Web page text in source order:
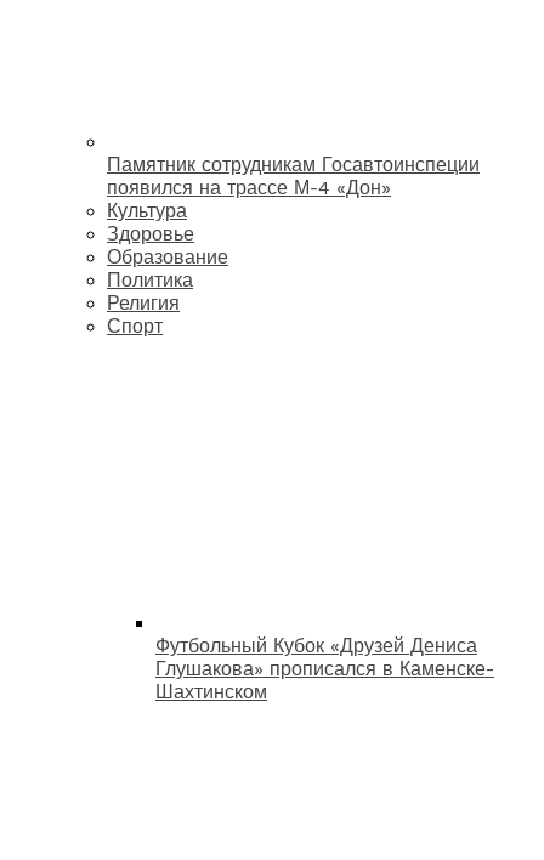
Памятник сотрудникам Госавтоинспеции
появился на трассе М-4 «Дон»
Культура
Здоровье
Образование
Политика
Религия
Спорт
Футбольный Кубок «Друзей Дениса
Глушакова» прописался в Каменске-
Шахтинском